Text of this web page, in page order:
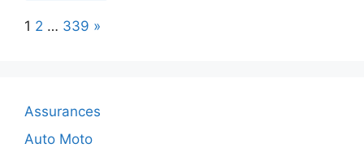
Page:
1 2 … 339 Next
»
Assurances
Auto Moto